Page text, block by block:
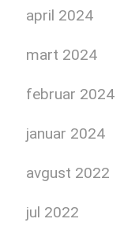
april 2024
mart 2024
februar 2024
januar 2024
avgust 2022
jul 2022